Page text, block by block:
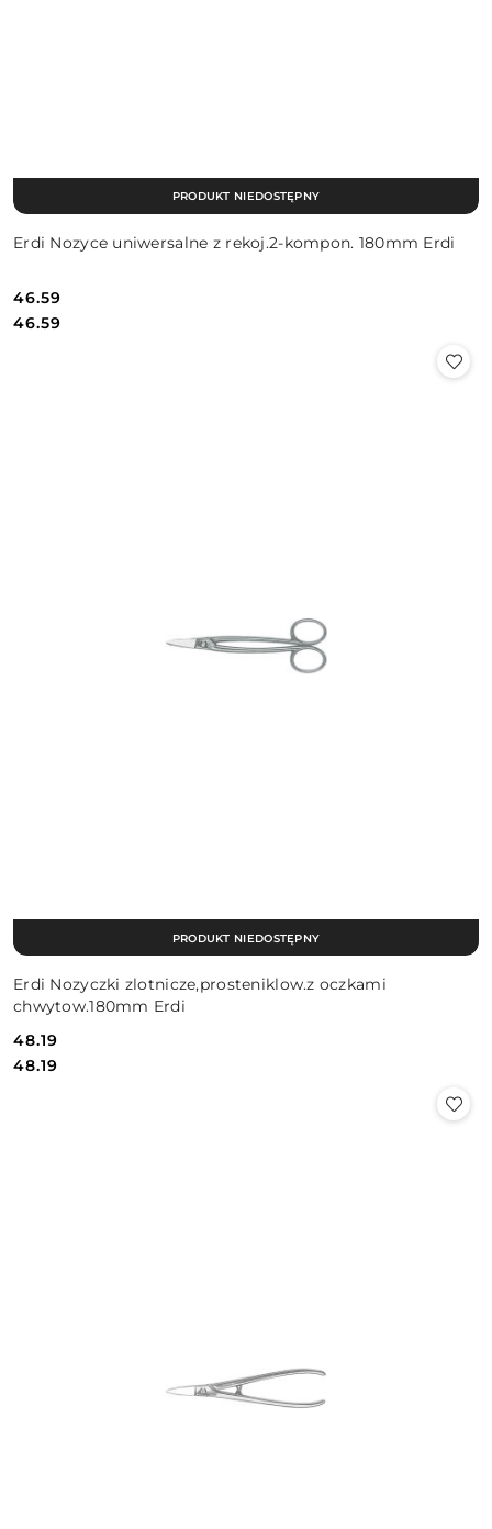
Erdi Nozyce uniwersalne z rekoj.2-kompon. 180mm Erdi
Cena:
46.59
Cena:
46.59
PRODUKT NIEDOSTĘPNY
Erdi Nozyczki zlotnicze,prosteniklow.z oczkami
chwytow.180mm Erdi
Cena:
48.19
Cena:
48.19
PRODUKT NIEDOSTĘPNY